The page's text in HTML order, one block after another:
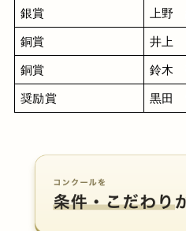
銀賞 上野
銅賞 井上
銅賞 鈴木
奨励賞 黒田